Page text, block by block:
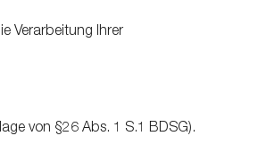
Verarbeitung Ihrer
von §26 Abs. 1 S.1 BDSG).